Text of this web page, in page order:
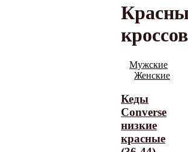
Мужские
Женские
Кеды
Converse
низкие
красные